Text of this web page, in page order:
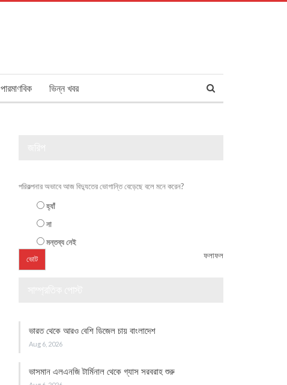
পারমাণবিক ভিন্ন খবর
পরিকল্পনার অভাবে আজ বিদ্যুতের ভোগান্তি বেড়েছে বলে মনে করেন?
হ্যাঁ
না
মন্তব্য নেই
ফলাফল
ভারত থেকে আরও বেশি ডিজেল চায় বাংলাদেশ
Aug 6, 2026
ভাসমান এলএনজি টার্মিনাল থেকে গ্যাস সরবরাহ শুরু